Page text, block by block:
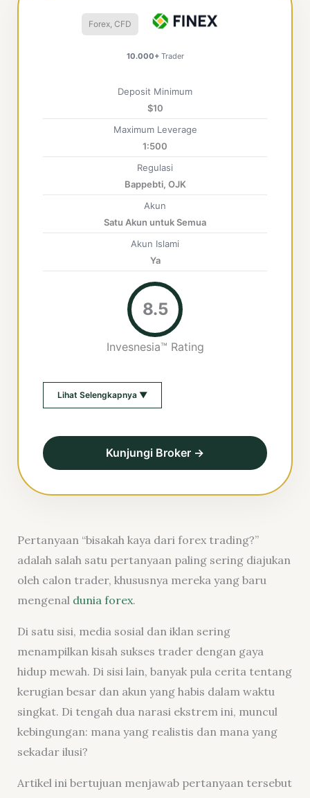
Forex, CFD
10.000+Trader
Deposit Minimum
$10
Maximum Leverage
1:500
Regulasi
Bappebti, OJK
Akun
Satu Akun untuk Semua
Akun Islami
Ya
8.5
Invesnesia™ Rating
Lihat Selengkapnya ▼
Kunjungi Broker →
Pertanyaan “bisakah kaya dari forex trading?”
adalah salah satu pertanyaan paling sering diajukan
oleh calon trader, khususnya mereka yang baru
mengenal dunia forex.
Di satu sisi, media sosial dan iklan sering
menampilkan kisah sukses trader dengan gaya
hidup mewah. Di sisi lain, banyak pula cerita tentang
kerugian besar dan akun yang habis dalam waktu
singkat. Di tengah dua narasi ekstrem ini, muncul
kebingungan: mana yang realistis dan mana yang
sekadar ilusi?
Artikel ini bertujuan menjawab pertanyaan tersebut